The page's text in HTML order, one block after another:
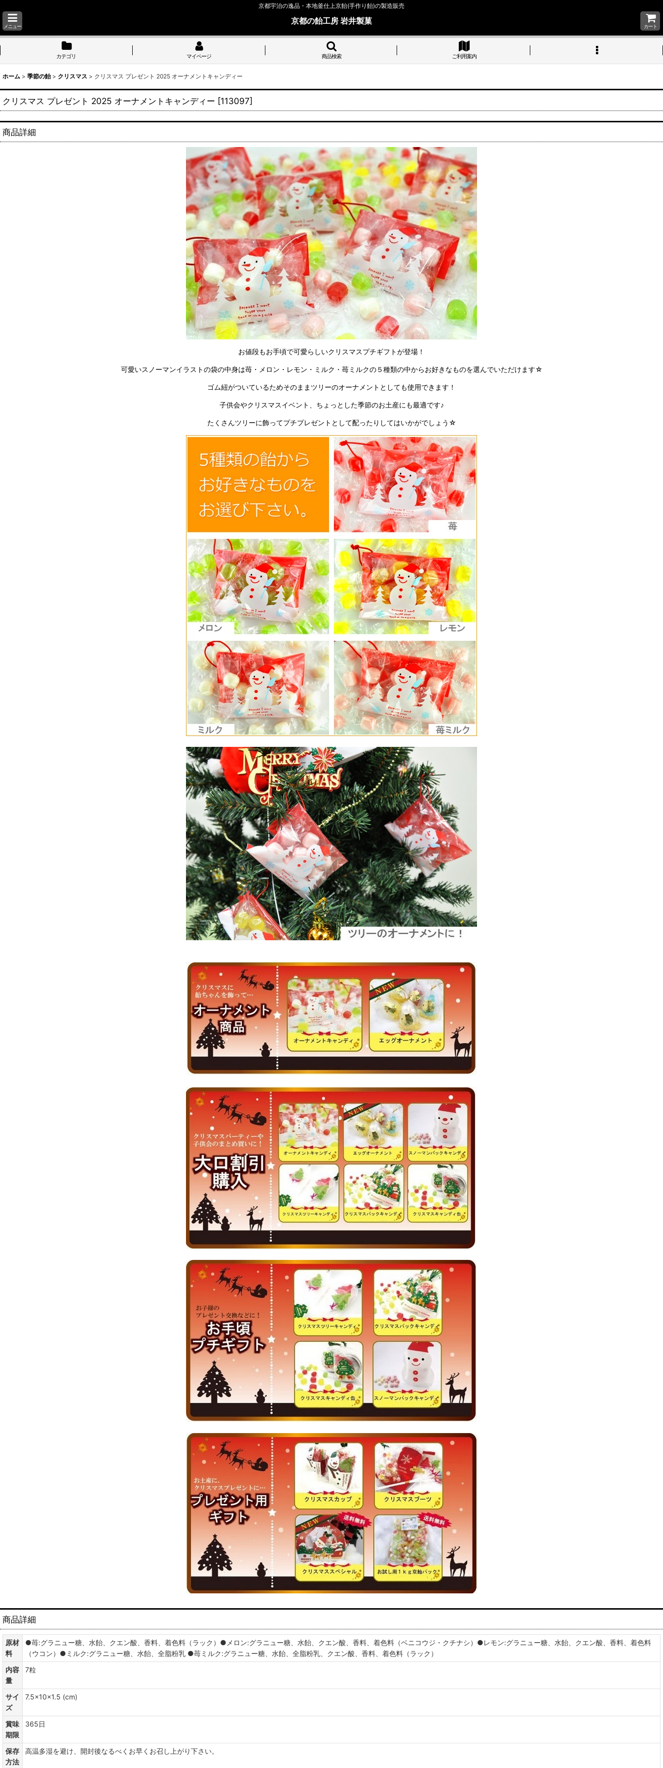
京都宇治の逸品・本地釜仕上京飴(手作り飴)の製造販売
メニュー
京都の飴工房 岩井製菓
カート
カテゴリ マイページ 商品検索 ご利用案内
ホーム > 季節の飴 > クリスマス > クリスマス プレゼント 2025 オーナメントキャンディー
クリスマス プレゼント 2025 オーナメントキャンディー [113097]
商品詳細
お値段もお手頃で可愛らしいクリスマスプチギフトが登場！
可愛いスノーマンイラストの袋の中身は苺・メロン・レモン・ミルク・苺ミルクの５種類の中からお好きなものを選んでいただけます☆
ゴム紐がついているためそのままツリーのオーナメントとしても使用できます！
子供会やクリスマスイベント、ちょっとした季節のお土産にも最適です♪
たくさんツリーに飾ってプチプレゼントとして配ったりしてはいかがでしょう☆
商品詳細
原材
料
●苺:グラニュー糖、水飴、クエン酸、香料、着色料（ラック）●メロン:グラニュー糖、水飴、クエン酸、香料、着色料（ベニコウジ・クチナシ）●レモン:グラニュー糖、水飴、クエン酸、香料、着色料
（ウコン）●ミルク:グラニュー糖、水飴、全脂粉乳 ●苺ミルク:グラニュー糖、水飴、全脂粉乳、クエン酸、香料、着色料（ラック）
内容
量
7粒
サイ
ズ
7.5×10×1.5 (cm)
賞味
期限
365日
保存
方法
高温多湿を避け、開封後なるべくお早くお召し上がり下さい。